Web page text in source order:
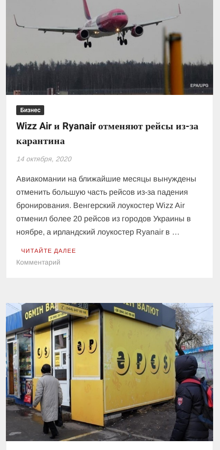
Бизнес
Wizz Air и Ryanair отменяют рейсы из-за
карантина
14 октября, 2020
Авиакомании на ближайшие месяцы вынуждены
отменить большую часть рейсов из-за падения
бронирования. Венгерский лоукостер Wizz Air
отменил более 20 рейсов из городов Украины в
ноябре, а ирландский лоукостер Ryanair в …
ЧИТАЙТЕ ДАЛЕЕ
Комментарий
Ryanair
отменяют
рейсы
из-
за
карантина